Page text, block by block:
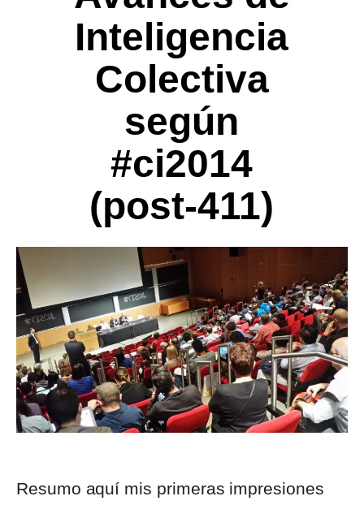
Inteligencia
Colectiva
según
#ci2014
(post-411)
Resumo aquí mis primeras impresiones